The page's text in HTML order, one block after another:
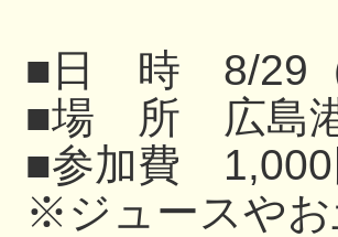
■日 時 8/29（
■場 所 広島港
■参加費 1,000
※ジュースやお